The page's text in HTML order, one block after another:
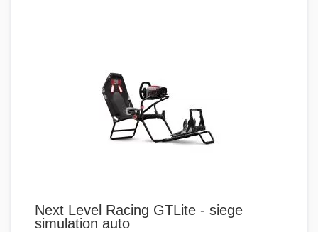
Next Level Racing GTLite - siege
simulation auto